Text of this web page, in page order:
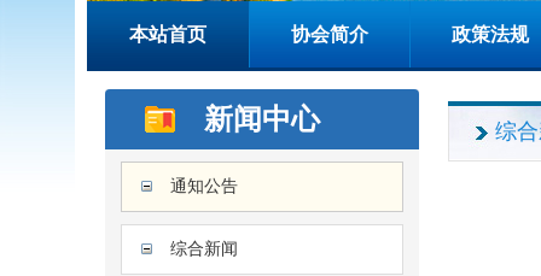
本站首页 协会简介 政策法规
新闻中心
通知公告
综合新闻
综